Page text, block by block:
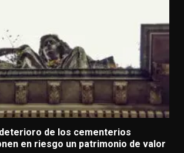
de los cementerios
en riesgo un patrimonio de valor